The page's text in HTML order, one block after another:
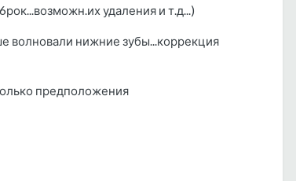
удаления и т.д...)
волновали нижние зубы...коррекция
предположения